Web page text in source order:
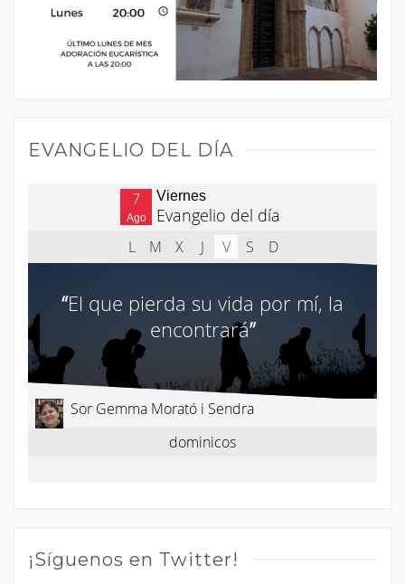
EVANGELIO DEL DÍA
¡Síguenos en Twitter!